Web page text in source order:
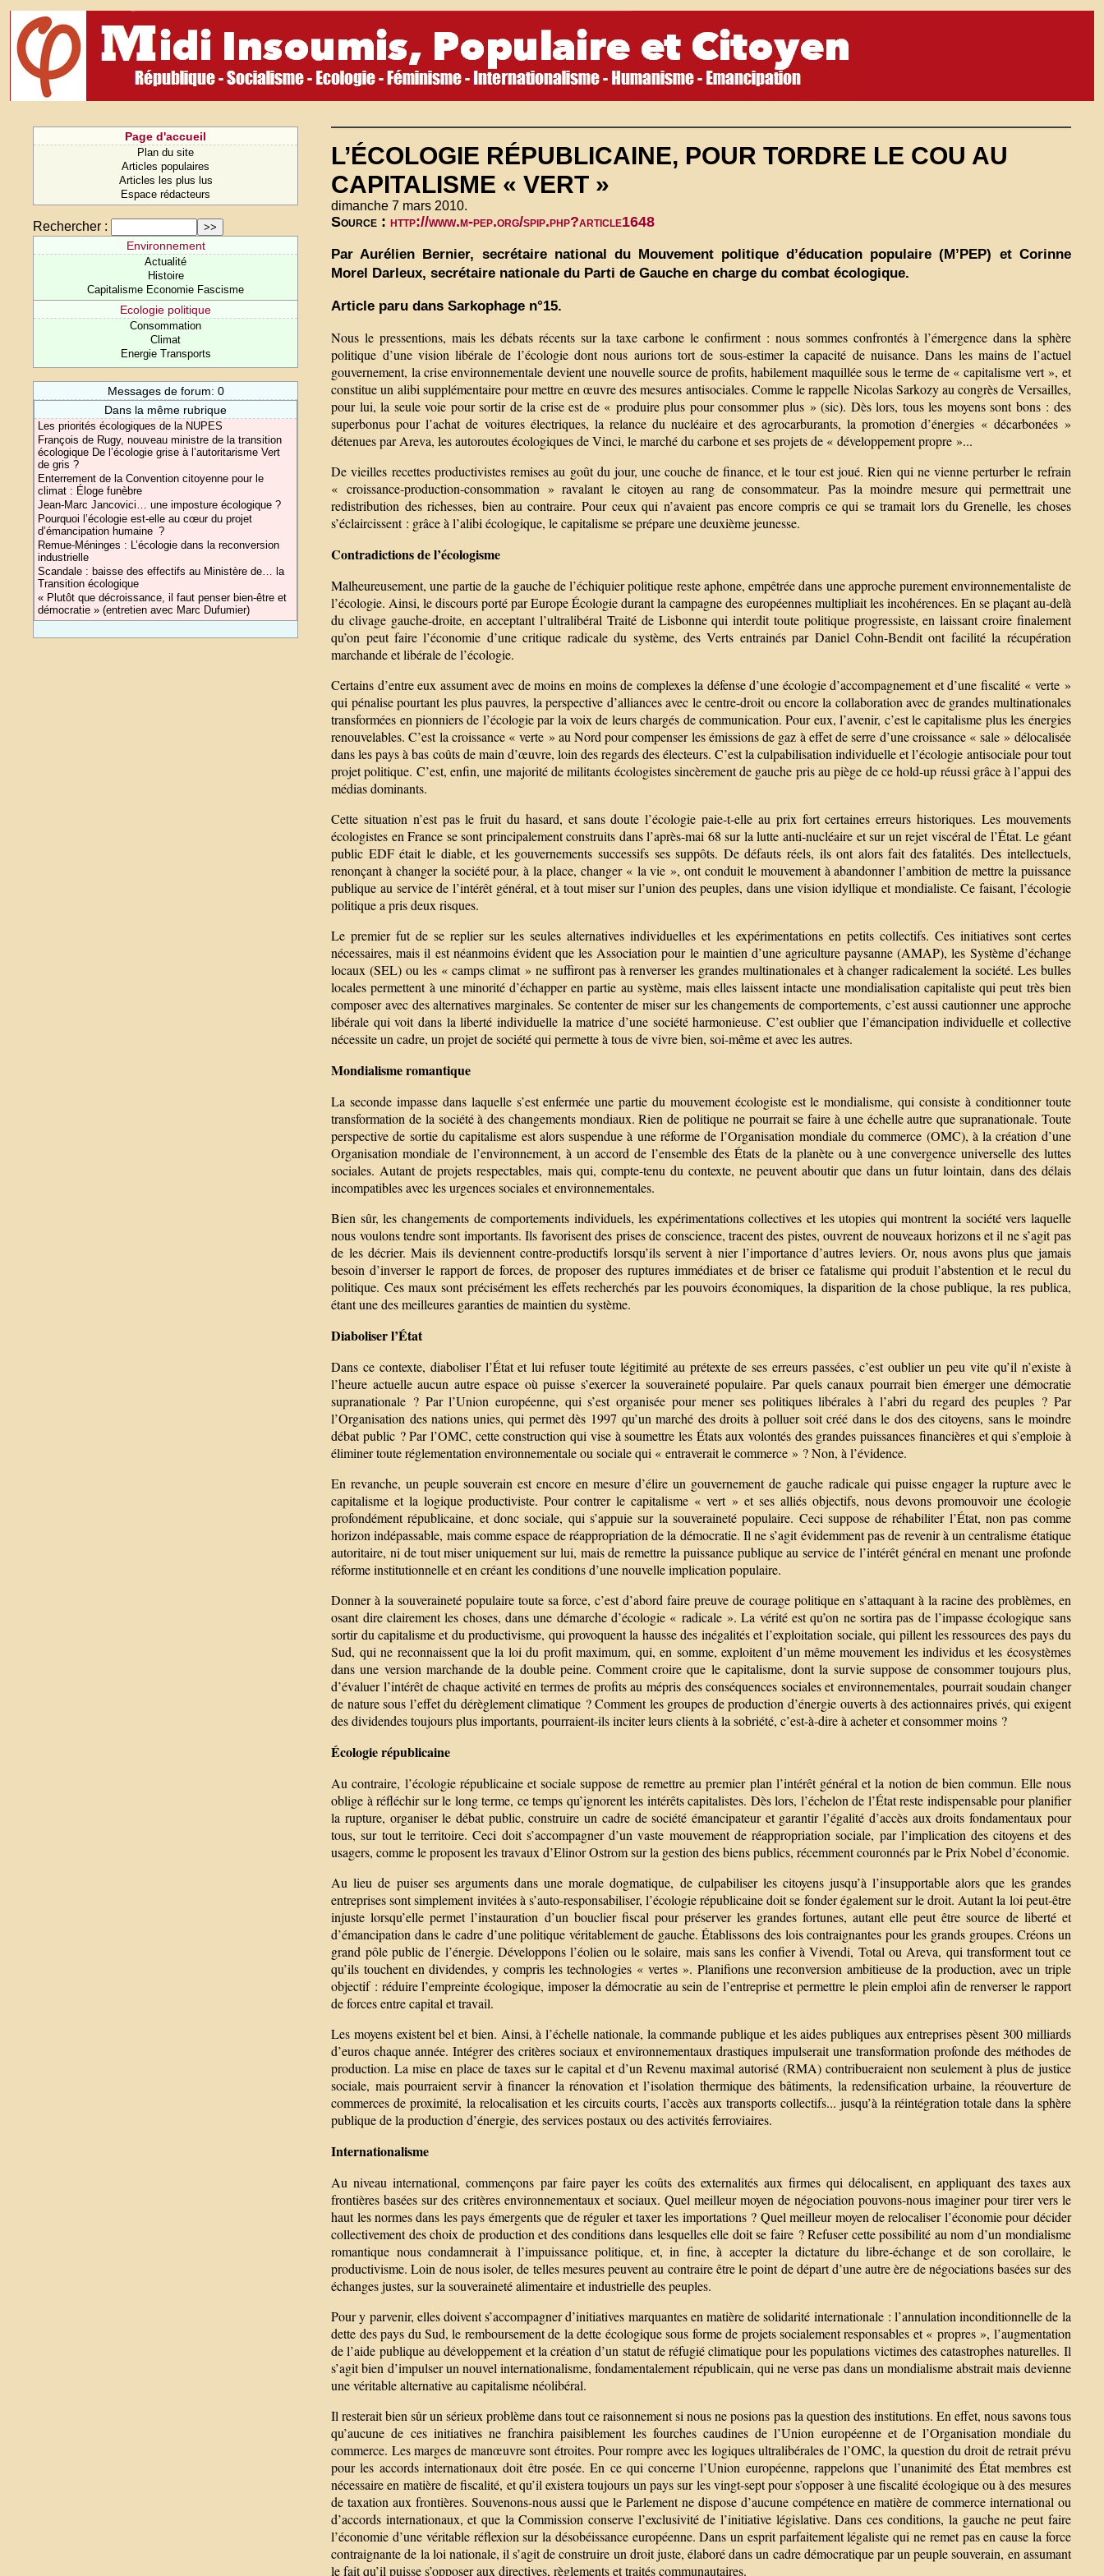
Page d'accueil
Plan du site
Articles populaires
Articles les plus lus
Espace rédacteurs
Rechercher :
Environnement
Actualité
Histoire
Capitalisme Economie Fascisme
Ecologie politique
Consommation
Climat
Energie Transports
Messages de forum: 0
Dans la même rubrique
Les priorités écologiques de la NUPES
François de Rugy, nouveau ministre de la transition
écologique De l’écologie grise à l’autoritarisme Vert
de gris ?
Enterrement de la Convention citoyenne pour le
climat : Éloge funèbre
Jean-Marc Jancovici… une imposture écologique ?
Pourquoi l’écologie est-elle au cœur du projet
d’émancipation humaine ?
Remue-Méninges : L’écologie dans la reconversion
industrielle
Scandale : baisse des effectifs au Ministère de… la
Transition écologique
« Plutôt que décroissance, il faut penser bien-être et
démocratie » (entretien avec Marc Dufumier)
L’ÉCOLOGIE RÉPUBLICAINE, POUR TORDRE LE COU AU
CAPITALISME « VERT »
dimanche 7 mars 2010.
Source :http://www.m-pep.org/spip.php?article1648
Par Aurélien Bernier, secrétaire national du Mouvement politique d’éducation populaire (M’PEP) et Corinne
Morel Darleux, secrétaire nationale du Parti de Gauche en charge du combat écologique.
Article paru dans Sarkophage n°15.
Nous le pressentions, mais les débats récents sur la taxe carbone le confirment : nous sommes confrontés à l’émergence dans la sphère
politique d’une vision libérale de l’écologie dont nous aurions tort de sous-estimer la capacité de nuisance. Dans les mains de l’actuel
gouvernement, la crise environnementale devient une nouvelle source de profits, habilement maquillée sous le terme de « capitalisme vert », et
constitue un alibi supplémentaire pour mettre en œuvre des mesures antisociales. Comme le rappelle Nicolas Sarkozy au congrès de Versailles,
pour lui, la seule voie pour sortir de la crise est de « produire plus pour consommer plus » (sic). Dès lors, tous les moyens sont bons : des
superbonus pour l’achat de voitures électriques, la relance du nucléaire et des agrocarburants, la promotion d’énergies « décarbonées »
détenues par Areva, les autoroutes écologiques de Vinci, le marché du carbone et ses projets de « développement propre »...
De vieilles recettes productivistes remises au goût du jour, une couche de finance, et le tour est joué. Rien qui ne vienne perturber le refrain
« croissance-production-consommation » ravalant le citoyen au rang de consommateur. Pas la moindre mesure qui permettrait une
redistribution des richesses, bien au contraire. Pour ceux qui n’avaient pas encore compris ce qui se tramait lors du Grenelle, les choses
s’éclaircissent : grâce à l’alibi écologique, le capitalisme se prépare une deuxième jeunesse.
Contradictions de l’écologisme
Malheureusement, une partie de la gauche de l’échiquier politique reste aphone, empêtrée dans une approche purement environnementaliste de
l’écologie. Ainsi, le discours porté par Europe Écologie durant la campagne des européennes multipliait les incohérences. En se plaçant au-delà
du clivage gauche-droite, en acceptant l’ultralibéral Traité de Lisbonne qui interdit toute politique progressiste, en laissant croire finalement
qu’on peut faire l’économie d’une critique radicale du système, des Verts entrainés par Daniel Cohn-Bendit ont facilité la récupération
marchande et libérale de l’écologie.
Certains d’entre eux assument avec de moins en moins de complexes la défense d’une écologie d’accompagnement et d’une fiscalité « verte »
qui pénalise pourtant les plus pauvres, la perspective d’alliances avec le centre-droit ou encore la collaboration avec de grandes multinationales
transformées en pionniers de l’écologie par la voix de leurs chargés de communication. Pour eux, l’avenir, c’est le capitalisme plus les énergies
renouvelables. C’est la croissance « verte » au Nord pour compenser les émissions de gaz à effet de serre d’une croissance « sale » délocalisée
dans les pays à bas coûts de main d’œuvre, loin des regards des électeurs. C’est la culpabilisation individuelle et l’écologie antisociale pour tout
projet politique. C’est, enfin, une majorité de militants écologistes sincèrement de gauche pris au piège de ce hold-up réussi grâce à l’appui des
médias dominants.
Cette situation n’est pas le fruit du hasard, et sans doute l’écologie paie-t-elle au prix fort certaines erreurs historiques. Les mouvements
écologistes en France se sont principalement construits dans l’après-mai 68 sur la lutte anti-nucléaire et sur un rejet viscéral de l’État. Le géant
public EDF était le diable, et les gouvernements successifs ses suppôts. De défauts réels, ils ont alors fait des fatalités. Des intellectuels,
renonçant à changer la société pour, à la place, changer « la vie », ont conduit le mouvement à abandonner l’ambition de mettre la puissance
publique au service de l’intérêt général, et à tout miser sur l’union des peuples, dans une vision idyllique et mondialiste. Ce faisant, l’écologie
politique a pris deux risques.
Le premier fut de se replier sur les seules alternatives individuelles et les expérimentations en petits collectifs. Ces initiatives sont certes
nécessaires, mais il est néanmoins évident que les Association pour le maintien d’une agriculture paysanne (AMAP), les Système d’échange
locaux (SEL) ou les « camps climat » ne suffiront pas à renverser les grandes multinationales et à changer radicalement la société. Les bulles
locales permettent à une minorité d’échapper en partie au système, mais elles laissent intacte une mondialisation capitaliste qui peut très bien
composer avec des alternatives marginales. Se contenter de miser sur les changements de comportements, c’est aussi cautionner une approche
libérale qui voit dans la liberté individuelle la matrice d’une société harmonieuse. C’est oublier que l’émancipation individuelle et collective
nécessite un cadre, un projet de société qui permette à tous de vivre bien, soi-même et avec les autres.
Mondialisme romantique
La seconde impasse dans laquelle s’est enfermée une partie du mouvement écologiste est le mondialisme, qui consiste à conditionner toute
transformation de la société à des changements mondiaux. Rien de politique ne pourrait se faire à une échelle autre que supranationale. Toute
perspective de sortie du capitalisme est alors suspendue à une réforme de l’Organisation mondiale du commerce (OMC), à la création d’une
Organisation mondiale de l’environnement, à un accord de l’ensemble des États de la planète ou à une convergence universelle des luttes
sociales. Autant de projets respectables, mais qui, compte-tenu du contexte, ne peuvent aboutir que dans un futur lointain, dans des délais
incompatibles avec les urgences sociales et environnementales.
Bien sûr, les changements de comportements individuels, les expérimentations collectives et les utopies qui montrent la société vers laquelle
nous voulons tendre sont importants. Ils favorisent des prises de conscience, tracent des pistes, ouvrent de nouveaux horizons et il ne s’agit pas
de les décrier. Mais ils deviennent contre-productifs lorsqu’ils servent à nier l’importance d’autres leviers. Or, nous avons plus que jamais
besoin d’inverser le rapport de forces, de proposer des ruptures immédiates et de briser ce fatalisme qui produit l’abstention et le recul du
politique. Ces maux sont précisément les effets recherchés par les pouvoirs économiques, la disparition de la chose publique, la res publica,
étant une des meilleures garanties de maintien du système.
Diaboliser l’État
Dans ce contexte, diaboliser l’État et lui refuser toute légitimité au prétexte de ses erreurs passées, c’est oublier un peu vite qu’il n’existe à
l’heure actuelle aucun autre espace où puisse s’exercer la souveraineté populaire. Par quels canaux pourrait bien émerger une démocratie
supranationale ? Par l’Union européenne, qui s’est organisée pour mener ses politiques libérales à l’abri du regard des peuples ? Par
l’Organisation des nations unies, qui permet dès 1997 qu’un marché des droits à polluer soit créé dans le dos des citoyens, sans le moindre
débat public ? Par l’OMC, cette construction qui vise à soumettre les États aux volontés des grandes puissances financières et qui s’emploie à
éliminer toute réglementation environnementale ou sociale qui « entraverait le commerce » ? Non, à l’évidence.
En revanche, un peuple souverain est encore en mesure d’élire un gouvernement de gauche radicale qui puisse engager la rupture avec le
capitalisme et la logique productiviste. Pour contrer le capitalisme « vert » et ses alliés objectifs, nous devons promouvoir une écologie
profondément républicaine, et donc sociale, qui s’appuie sur la souveraineté populaire. Ceci suppose de réhabiliter l’État, non pas comme
horizon indépassable, mais comme espace de réappropriation de la démocratie. Il ne s’agit évidemment pas de revenir à un centralisme étatique
autoritaire, ni de tout miser uniquement sur lui, mais de remettre la puissance publique au service de l’intérêt général en menant une profonde
réforme institutionnelle et en créant les conditions d’une nouvelle implication populaire.
Donner à la souveraineté populaire toute sa force, c’est d’abord faire preuve de courage politique en s’attaquant à la racine des problèmes, en
osant dire clairement les choses, dans une démarche d’écologie « radicale ». La vérité est qu’on ne sortira pas de l’impasse écologique sans
sortir du capitalisme et du productivisme, qui provoquent la hausse des inégalités et l’exploitation sociale, qui pillent les ressources des pays du
Sud, qui ne reconnaissent que la loi du profit maximum, qui, en somme, exploitent d’un même mouvement les individus et les écosystèmes
dans une version marchande de la double peine. Comment croire que le capitalisme, dont la survie suppose de consommer toujours plus,
d’évaluer l’intérêt de chaque activité en termes de profits au mépris des conséquences sociales et environnementales, pourrait soudain changer
de nature sous l’effet du dérèglement climatique ? Comment les groupes de production d’énergie ouverts à des actionnaires privés, qui exigent
des dividendes toujours plus importants, pourraient-ils inciter leurs clients à la sobriété, c’est-à-dire à acheter et consommer moins ?
Écologie républicaine
Au contraire, l’écologie républicaine et sociale suppose de remettre au premier plan l’intérêt général et la notion de bien commun. Elle nous
oblige à réfléchir sur le long terme, ce temps qu’ignorent les intérêts capitalistes. Dès lors, l’échelon de l’État reste indispensable pour planifier
la rupture, organiser le débat public, construire un cadre de société émancipateur et garantir l’égalité d’accès aux droits fondamentaux pour
tous, sur tout le territoire. Ceci doit s’accompagner d’un vaste mouvement de réappropriation sociale, par l’implication des citoyens et des
usagers, comme le proposent les travaux d’Elinor Ostrom sur la gestion des biens publics, récemment couronnés par le Prix Nobel d’économie.
Au lieu de puiser ses arguments dans une morale dogmatique, de culpabiliser les citoyens jusqu’à l’insupportable alors que les grandes
entreprises sont simplement invitées à s’auto-responsabiliser, l’écologie républicaine doit se fonder également sur le droit. Autant la loi peut-être
injuste lorsqu’elle permet l’instauration d’un bouclier fiscal pour préserver les grandes fortunes, autant elle peut être source de liberté et
d’émancipation dans le cadre d’une politique véritablement de gauche. Établissons des lois contraignantes pour les grands groupes. Créons un
grand pôle public de l’énergie. Développons l’éolien ou le solaire, mais sans les confier à Vivendi, Total ou Areva, qui transforment tout ce
qu’ils touchent en dividendes, y compris les technologies « vertes ». Planifions une reconversion ambitieuse de la production, avec un triple
objectif : réduire l’empreinte écologique, imposer la démocratie au sein de l’entreprise et permettre le plein emploi afin de renverser le rapport
de forces entre capital et travail.
Les moyens existent bel et bien. Ainsi, à l’échelle nationale, la commande publique et les aides publiques aux entreprises pèsent 300 milliards
d’euros chaque année. Intégrer des critères sociaux et environnementaux drastiques impulserait une transformation profonde des méthodes de
production. La mise en place de taxes sur le capital et d’un Revenu maximal autorisé (RMA) contribueraient non seulement à plus de justice
sociale, mais pourraient servir à financer la rénovation et l’isolation thermique des bâtiments, la redensification urbaine, la réouverture de
commerces de proximité, la relocalisation et les circuits courts, l’accès aux transports collectifs... jusqu’à la réintégration totale dans la sphère
publique de la production d’énergie, des services postaux ou des activités ferroviaires.
Internationalisme
Au niveau international, commençons par faire payer les coûts des externalités aux firmes qui délocalisent, en appliquant des taxes aux
frontières basées sur des critères environnementaux et sociaux. Quel meilleur moyen de négociation pouvons-nous imaginer pour tirer vers le
haut les normes dans les pays émergents que de réguler et taxer les importations ? Quel meilleur moyen de relocaliser l’économie pour décider
collectivement des choix de production et des conditions dans lesquelles elle doit se faire ? Refuser cette possibilité au nom d’un mondialisme
romantique nous condamnerait à l’impuissance politique, et, in fine, à accepter la dictature du libre-échange et de son corollaire, le
productivisme. Loin de nous isoler, de telles mesures peuvent au contraire être le point de départ d’une autre ère de négociations basées sur des
échanges justes, sur la souveraineté alimentaire et industrielle des peuples.
Pour y parvenir, elles doivent s’accompagner d’initiatives marquantes en matière de solidarité internationale : l’annulation inconditionnelle de la
dette des pays du Sud, le remboursement de la dette écologique sous forme de projets socialement responsables et « propres », l’augmentation
de l’aide publique au développement et la création d’un statut de réfugié climatique pour les populations victimes des catastrophes naturelles. Il
s’agit bien d’impulser un nouvel internationalisme, fondamentalement républicain, qui ne verse pas dans un mondialisme abstrait mais devienne
une véritable alternative au capitalisme néolibéral.
Il resterait bien sûr un sérieux problème dans tout ce raisonnement si nous ne posions pas la question des institutions. En effet, nous savons tous
qu’aucune de ces initiatives ne franchira paisiblement les fourches caudines de l’Union européenne et de l’Organisation mondiale du
commerce. Les marges de manœuvre sont étroites. Pour rompre avec les logiques ultralibérales de l’OMC, la question du droit de retrait prévu
pour les accords internationaux doit être posée. En ce qui concerne l’Union européenne, rappelons que l’unanimité des État membres est
nécessaire en matière de fiscalité, et qu’il existera toujours un pays sur les vingt-sept pour s’opposer à une fiscalité écologique ou à des mesures
de taxation aux frontières. Souvenons-nous aussi que le Parlement ne dispose d’aucune compétence en matière de commerce international ou
d’accords internationaux, et que la Commission conserve l’exclusivité de l’initiative législative. Dans ces conditions, la gauche ne peut faire
l’économie d’une véritable réflexion sur la désobéissance européenne. Dans un esprit parfaitement légaliste qui ne remet pas en cause la force
contraignante de la loi nationale, il s’agit de construire un droit juste, élaboré dans un cadre démocratique par un peuple souverain, en assumant
le fait qu’il puisse s’opposer aux directives, règlements et traités communautaires.